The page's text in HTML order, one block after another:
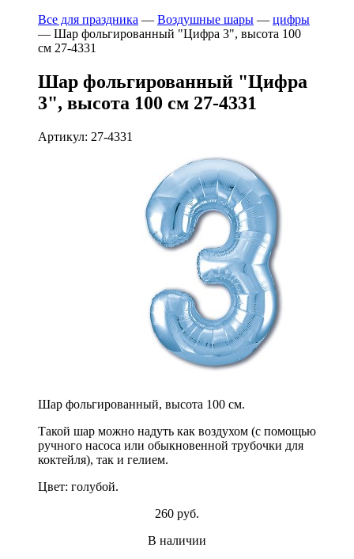
Все для праздника — Воздушные шары — цифры
— Шар фольгированный "Цифра 3", высота 100
см 27-4331
Шар фольгированный "Цифра
3", высота 100 см 27-4331
Артикул: 27-4331
Шар фольгированный, высота 100 см.
Такой шар можно надуть как воздухом (с помощью
ручного насоса или обыкновенной трубочки для
коктейля), так и гелием.
Цвет: голубой.
260 руб.
В наличии